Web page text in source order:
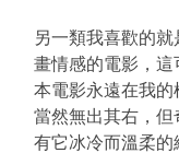
另一類我喜歡的
畫情感的電影，
本電影永遠在我
當然無出其右，
有它冰冷而溫柔